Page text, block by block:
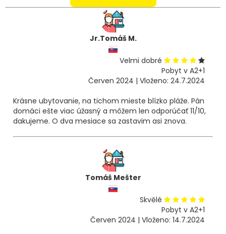
Jr.Tomáš M.
Velmi dobré
Pobyt v A2+1
Červen 2024 | Vloženo: 24.7.2024
Krásne ubytovanie, na tichom mieste blízko pláže. Pán
domáci ešte viac úžasný a môžem len odporúčať 11/10,
dakujeme. O dva mesiace sa zastavim asi znova.
Tomáš Mešter
Skvělé
Pobyt v A2+1
Červen 2024 | Vloženo: 14.7.2024